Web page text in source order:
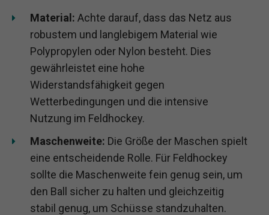
Material: Achte darauf, dass das Netz aus
robustem und langlebigem Material wie
Polypropylen oder Nylon besteht. Dies
gewährleistet eine hohe
Widerstandsfähigkeit gegen
Wetterbedingungen und die intensive
Nutzung im Feldhockey.
Maschenweite: Die Größe der Maschen spielt
eine entscheidende Rolle. Für Feldhockey
sollte die Maschenweite fein genug sein, um
den Ball sicher zu halten und gleichzeitig
stabil genug, um Schüsse standzuhalten.